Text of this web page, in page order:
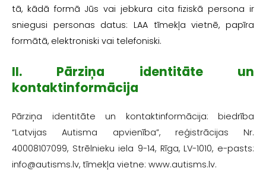
tā, kādā formā Jūs vai jebkura cita fiziskā persona ir
sniegusi personas datus: LAA tīmekļa vietnē, papīra
formātā, elektroniski vai telefoniski.
II. Pārziņa identitāte un
kontaktinformācija
Pārziņa identitāte un kontaktinformācija: biedrība
“Latvijas Autisma apvienība”, reģistrācijas Nr.
40008107099, Strēlnieku iela 9-14, Rīga, LV-1010, e-pasts:
info@autisms.lv, tīmekļa vietne: www.autisms.lv.